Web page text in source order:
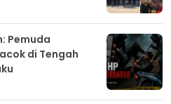
Pemuda
di Tengah